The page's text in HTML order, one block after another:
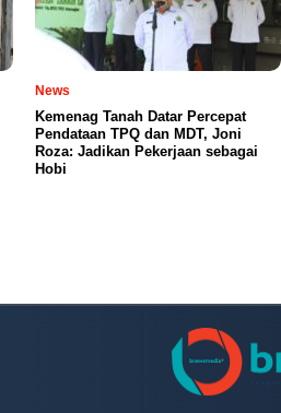
News
Kemenag Tanah Datar Percepat
Pendataan TPQ dan MDT, Joni
Roza: Jadikan Pekerjaan sebagai
Hobi